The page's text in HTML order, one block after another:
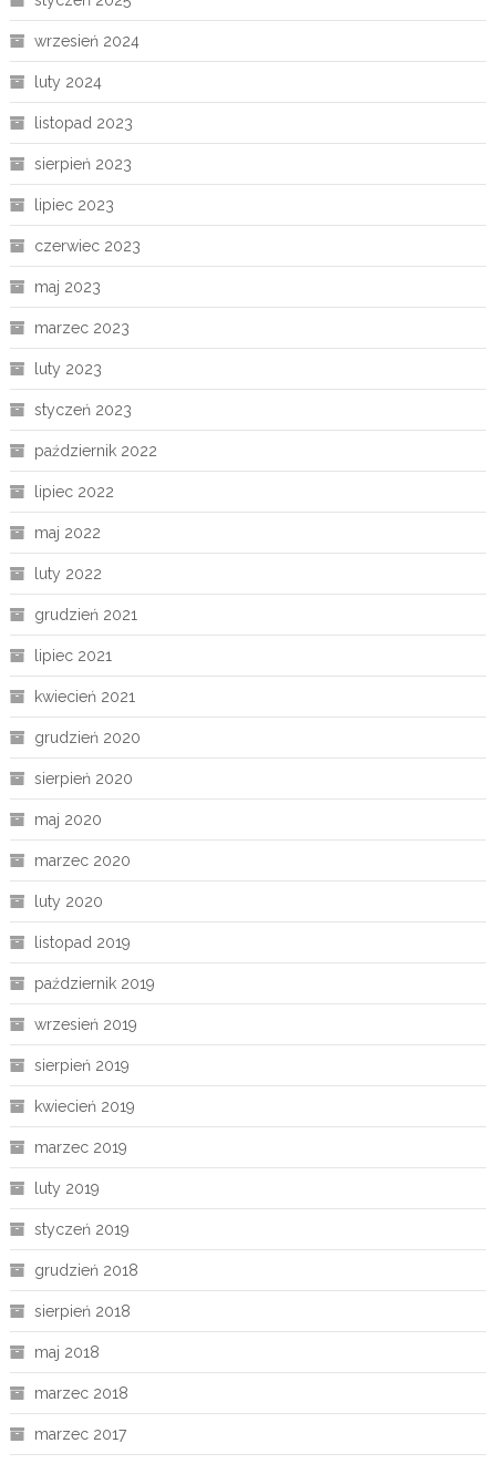
wrzesień 2024
luty 2024
listopad 2023
sierpień 2023
lipiec 2023
czerwiec 2023
maj 2023
marzec 2023
luty 2023
styczeń 2023
październik 2022
lipiec 2022
maj 2022
luty 2022
grudzień 2021
lipiec 2021
kwiecień 2021
grudzień 2020
sierpień 2020
maj 2020
marzec 2020
luty 2020
listopad 2019
październik 2019
wrzesień 2019
sierpień 2019
kwiecień 2019
marzec 2019
luty 2019
styczeń 2019
grudzień 2018
sierpień 2018
maj 2018
marzec 2018
marzec 2017